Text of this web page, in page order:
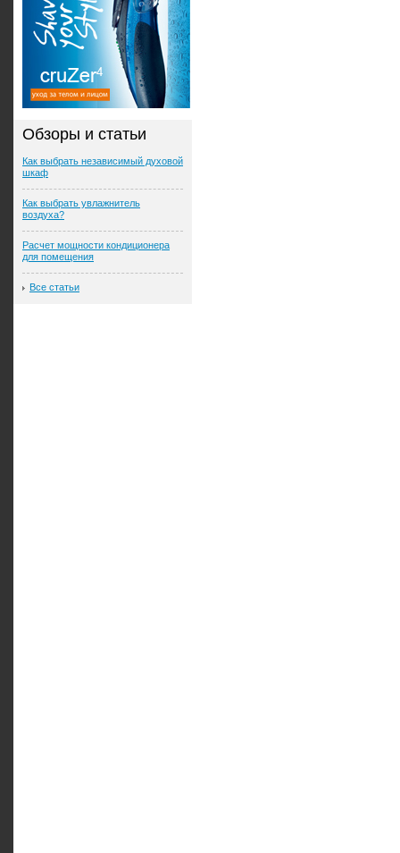
Обзоры и статьи
Как выбрать независимый духовой
шкаф
Как выбрать увлажнитель
воздуха?
Расчет мощности кондиционера
для помещения
Все статьи